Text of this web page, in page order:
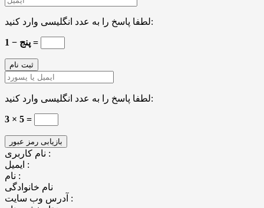
لطفا پاسخ را به عدد انگلیسی وارد کنید:
پنج − 1 =
لطفا پاسخ را به عدد انگلیسی وارد کنید:
3 × 5 =
نام کاربری :
ایمیل :
نام :
نام خانوادگی
آدرس وب سایت :